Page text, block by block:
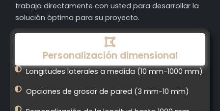
trabaja directamente con usted para desarrollar la
solución óptima para su proyecto.
Personalización dimensional
Longitudes laterales a medida (10 mm-1000 mm)
Opciones de grosor de pared (3 mm-10 mm)